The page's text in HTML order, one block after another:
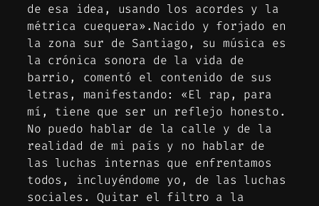
de esa idea, usando los acordes y la
métrica cuequera».Nacido y forjado en
la zona sur de Santiago, su música es
la crónica sonora de la vida de
barrio, comentó el contenido de sus
letras, manifestando: «El rap, para
mí, tiene que ser un reflejo honesto.
No puedo hablar de la calle y de la
realidad de mi país y no hablar de
las luchas internas que enfrentamos
todos, incluyéndome yo, de las luchas
sociales. Quitar el filtro a la